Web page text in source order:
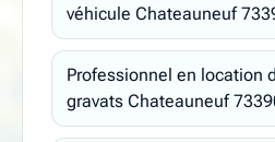
véhicule Chateauneuf
Professionnel en location
gravats Chateauneuf